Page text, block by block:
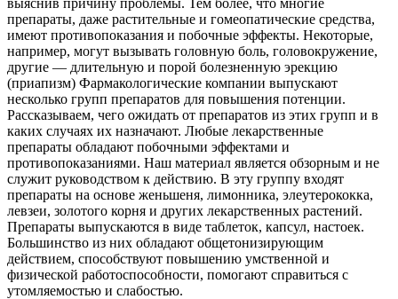
препараты, даже растительные и гомеопатические средства,
имеют противопоказания и побочные эффекты. Некоторые,
например, могут вызывать головную боль, головокружение,
другие — длительную и порой болезненную эрекцию
(приапизм) Фармакологические компании выпускают
несколько групп препаратов для повышения потенции.
Рассказываем, чего ожидать от препаратов из этих групп и в
каких случаях их назначают. Любые лекарственные
препараты обладают побочными эффектами и
противопоказаниями. Наш материал является обзорным и не
служит руководством к действию. В эту группу входят
препараты на основе женьшеня, лимонника, элеутерококка,
левзеи, золотого корня и других лекарственных растений.
Препараты выпускаются в виде таблеток, капсул, настоек.
Большинство из них обладают общетонизирующим
действием, способствуют повышению умственной и
физической работоспособности, помогают справиться с
утомляемостью и слабостью.